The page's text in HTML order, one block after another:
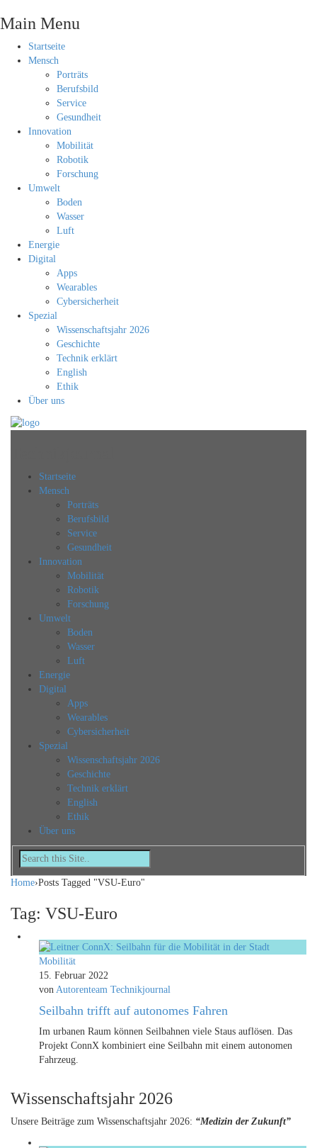
Main Menu
Startseite
Mensch
Porträts
Berufsbild
Service
Gesundheit
Innovation
Mobilität
Robotik
Forschung
Umwelt
Boden
Wasser
Luft
Energie
Digital
Apps
Wearables
Cybersicherheit
Spezial
Wissenschaftsjahr 2026
Geschichte
Technik erklärt
English
Ethik
Über uns
Startseite
Mensch
Porträts
Berufsbild
Service
Gesundheit
Innovation
Mobilität
Robotik
Forschung
Umwelt
Boden
Wasser
Luft
Energie
Digital
Apps
Wearables
Cybersicherheit
Spezial
Wissenschaftsjahr 2026
Geschichte
Technik erklärt
English
Ethik
Über uns
Home›Posts Tagged "VSU-Euro"
Tag: VSU-Euro
Mobilität
15. Februar 2022
von Autorenteam Technikjournal
Seilbahn trifft auf autonomes Fahren
Im urbanen Raum können Seilbahnen viele Staus auflösen. Das
Projekt ConnX kombiniert eine Seilbahn mit einem autonomen
Fahrzeug.
Wissenschaftsjahr 2026
Unsere Beiträge zum Wissenschaftsjahr 2026: “Medizin der Zukunft”